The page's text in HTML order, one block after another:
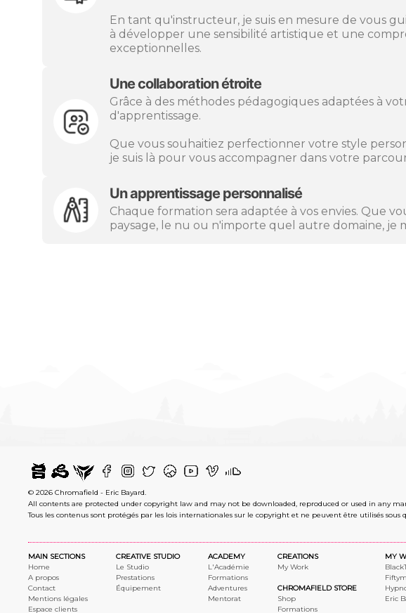
En tant qu'instructeur, je suis en mesure de vous
à développer une sensibilité artistique et une
exceptionnelles.
Une collaboration étroite
Grâce à des méthodes pédagogiques adaptées à
d'apprentissage.
Que vous souhaitiez perfectionner votre style
je suis là pour vous accompagner dans votre
Un apprentissage personnalisé
Chaque formation sera adaptée à vos envies. Que
paysage, le nu ou n'importe quel autre domaine,
© 2026 Chromafield - Eric Bayard.
All contents are protected under copyright law and may not be downloaded, reproduced or used in any
Tous les contenus sont protégés par les lois internationales sur le copyright et ne peuvent être utilisés
MAIN SECTIONS
Home
A propos
Contact
Mentions légales
Espace clients
CREATIVE STUDIO
Le Studio
Prestations
Équipement
ACADEMY
L'Académie
Formations
Adventures
Mentorat
CREATIONS
My Work
CHROMAFIELD STORE
Shop
Formations
MY
Eric